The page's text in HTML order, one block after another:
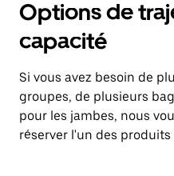
Options de
capacité
Si vous avez besoin de
groupes, de plusieurs
pour les jambes, nous
réserver l'un des produits